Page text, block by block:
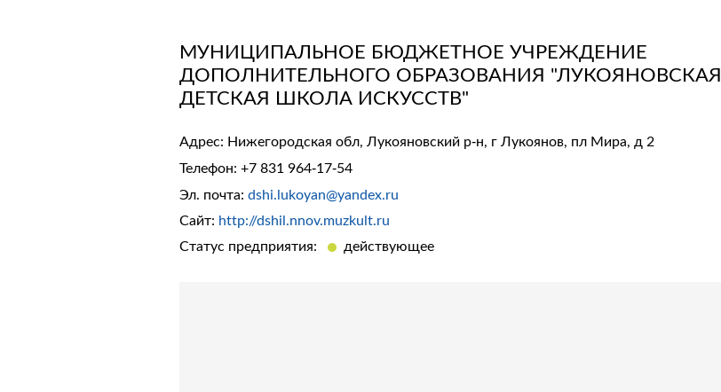
МУНИЦИПАЛЬНОЕ БЮДЖЕТНОЕ УЧРЕЖДЕНИЕ
ДОПОЛНИТЕЛЬНОГО ОБРАЗОВАНИЯ "ЛУКОЯНОВСКАЯ
ДЕТСКАЯ ШКОЛА ИСКУССТВ"
Адрес: Нижегородская обл, Лукояновский р-н, г Лукоянов, пл Мира, д 2
Телефон: +7 831 964-17-54
Эл. почта: dshi.lukoyan@yandex.ru
Сайт: http://dshil.nnov.muzkult.ru
Статус предприятия:
действующее